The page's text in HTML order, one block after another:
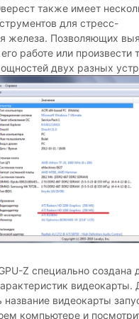
также имеет
для стресс-
железа. Позволяющих
работе или произвести
двух разных
Z специально создана
видеокарты.
название видеокарты
компьютере и